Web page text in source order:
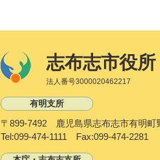
志布志市役所
法人番号3000020462217
有明支所
〒899-7492 鹿児島県志布志市有明町
Tel:099-474-1111 Fax:099-474-2281